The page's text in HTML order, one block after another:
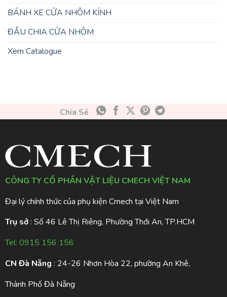
BÁNH XE CỬA NHÔM KÍNH
ĐẦU CHIA CỬA NHÔM
Xem Catalogue
Chia Sẻ
CÔNG TY CỔ PHẦN VẬT LIỆU CMECH VIỆT NAM
Đại lý chính thức của phụ kiện Cmech tại Việt Nam
Trụ sở: Số 46 Lê Thị Riêng, Phường Thới An, TP.HCM
Tel: 0915 156 156
CN Đà Nẵng : 24-26 Nhơn Hòa 22, phường An Khê,
Thành Phố Đà Nẵng